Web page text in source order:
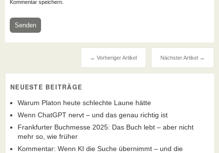
Kommentar speichern.
Nächster Artikel →
← Vorheriger Artikel
NEUESTE BEITRÄGE
Warum Platon heute schlechte Laune hätte
Wenn ChatGPT nervt – und das genau richtig ist
Frankfurter Buchmesse 2025: Das Buch lebt – aber nicht
mehr so, wie früher
Kommentar: Wenn KI die Suche übernimmt – und die